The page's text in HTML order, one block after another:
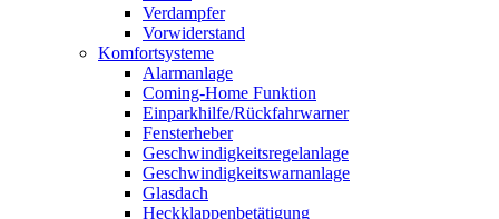
Verdampfer
Vorwiderstand
Komfortsysteme
Alarmanlage
Coming-Home Funktion
Einparkhilfe/Rückfahrwarner
Fensterheber
Geschwindigkeitsregelanlage
Geschwindigkeitswarnanlage
Glasdach
Heckklappenbetätigung